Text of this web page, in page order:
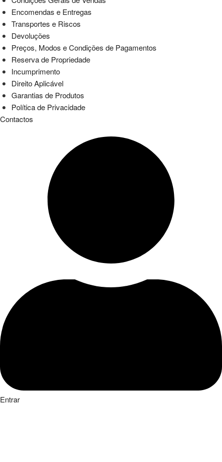
Encomendas e Entregas
Transportes e Riscos
Devoluções
Preços, Modos e Condições de Pagamentos
Reserva de Propriedade
Incumprimento
Direito Aplicável
Garantias de Produtos
Política de Privacidade
Contactos
Entrar